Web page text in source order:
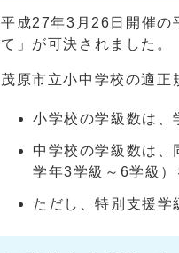
平成27年3月26日開催の
て」が可決されました。
茂原市立小中学校の適正
小学校の学級数は、
中学校の学級数は
学年3学級～6学級）
ただし、特別支援学